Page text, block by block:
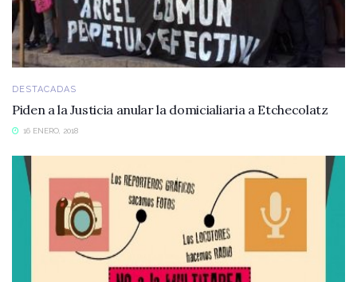
DESTACADAS
Piden a la Justicia anular la domicialiaria a Etchecolatz
16 ENERO, 2018